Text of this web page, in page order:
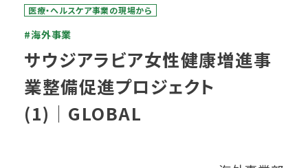
医療・ヘルスケア事業の現場から
#海外事業
サウジアラビア女性健康増進事
業整備促進プロジェクト
(1)│GLOBAL